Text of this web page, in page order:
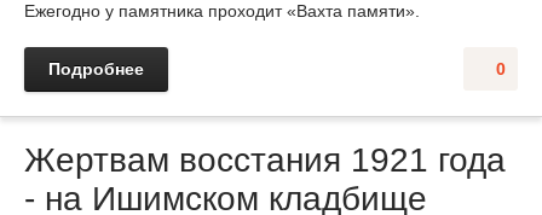
Ежегодно у памятника проходит «Вахта памяти».
0
Подробнее
Жертвам восстания 1921 года
- на Ишимском кладбище